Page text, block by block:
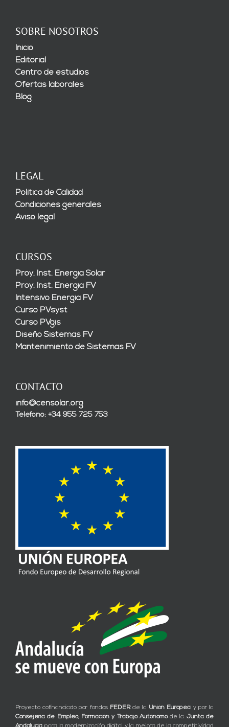
SOBRE NOSOTROS
Inicio
Editorial
Centro de estudios
Ofertas laborales
Blog
LEGAL
Política de Calidad
Condiciones generales
Aviso legal
CURSOS
Proy. Inst. Energía Solar
Proy. Inst. Energía FV
Intensivo Energía FV
Curso PVsyst
Curso PVgis
Diseño Sistemas FV
Mantenimiento de Sistemas FV
CONTACTO
info@censolar.org
Teléfono: +34 955 725 753
Proyecto cofinanciado por fondos FEDERde la Unión Europea y por la
Consejería de Empleo, Formación y Trabajo Autónomode la Junta de